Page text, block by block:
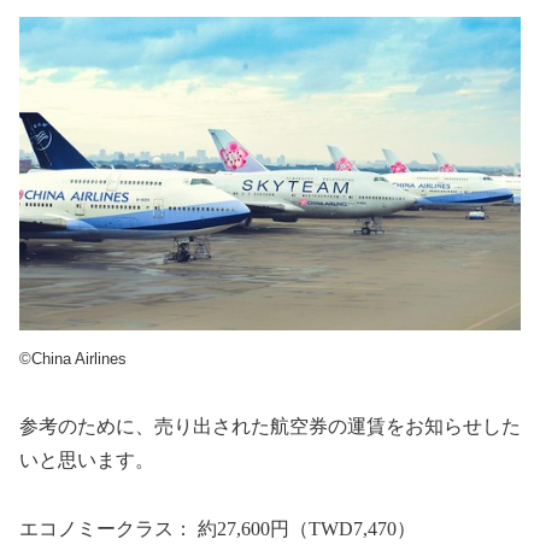
©China Airlines
参考のために、売り出された航空券の運賃をお知らせした
いと思います。
エコノミークラス： 約27,600円（TWD7,470）